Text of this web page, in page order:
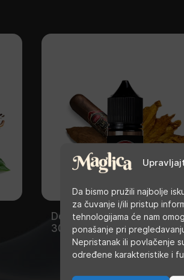
Da bismo pružili najbolje
za čuvanje i/ili pristup
tehnologijama će nam
ponašanje pri
Nepristanak ili povlačenje
određene karakteristike i
Don Cristo - Black aroma
30ml